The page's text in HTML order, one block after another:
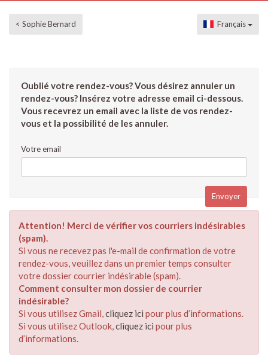
< Sophie Bernard Français
Oublié votre rendez-vous? Vous désirez annuler un
rendez-vous? Insérez votre adresse email ci-dessous.
Vous recevrez un email avec la liste de vos rendez-
vous et la possibilité de les annuler.
Votre email
Attention! Merci de vérifier vos courriers indésirables
(spam).
Si vous ne recevez pas l'e-mail de confirmation de votre
rendez-vous, veuillez dans un premier temps consulter
votre dossier courrier indésirable (spam).
Comment consulter mon dossier de courrier
indésirable?
Si vous utilisez Gmail,cliquez ici pour plus d’informations.
Si vous utilisez Outlook,cliquez ici pour plus
d’informations.